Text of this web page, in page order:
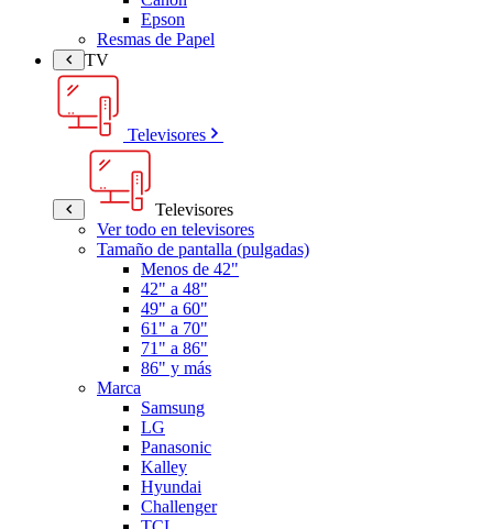
Epson
Resmas de Papel
TV
Televisores
Televisores
Ver todo en televisores
Tamaño de pantalla (pulgadas)
Menos de 42"
42" a 48"
49" a 60"
61" a 70"
71" a 86"
86" y más
Marca
Samsung
LG
Panasonic
Kalley
Hyundai
Challenger